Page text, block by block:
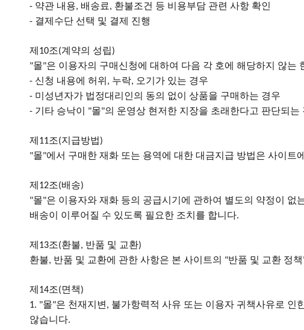
- 약관 내용, 배송료, 환불조건 등 비용부담 관련 사항 확인
- 결제수단 선택 및 결제 진행
제 10조(계약의 성립)
"몰"은 이용자의 구매신청에 대하여 다음 각 호에 해당하지 않는
- 신청 내용에 허위 , 누락, 오기가 있는 경우
- 미성년자가 법정대리인의 동의 없이 상품을 구매하는 경우
- 기타 승낙이 "몰"의 운영상 현저한 지장을 초래한다고 판단되는
제 11조(지급방법)
"몰"에서 구매한 재화 또는 용역에 대한 대금지급 방법은 사이트
제 12조(배송)
"몰"은 이용자와 재화 등의 공급시기에 관하여 별도의 약정이 없
배송이 이루어질 수 있도록 필요한 조치를 합니다.
제 13조(환불, 반품 및 교환)
환불, 반품 및 교환에 관한 사항은 본 사이트의 "반품 및 교환 정책
제 14조(면책)
1. "몰"은 천재지변 , 불가항력적 사유 또는 이용자 귀책사유로 인
않습니다.